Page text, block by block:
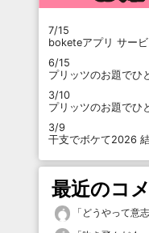
7/15
boketeアプリ サー
6/15
プリッツのお題でひ
3/10
プリッツのお題でひ
3/9
干支でボケて2026
最近のコ
「 どうやって意